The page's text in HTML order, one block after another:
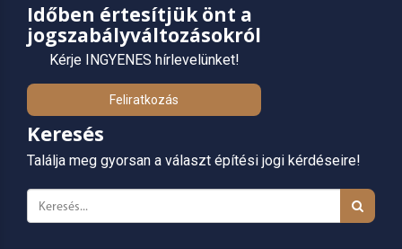
Időben értesítjük önt a
jogszabályváltozásokról
Kérje INGYENES hírlevelünket!
Feliratkozás
Keresés
Találja meg gyorsan a választ építési jogi kérdéseire!